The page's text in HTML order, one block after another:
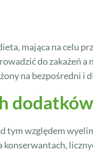
mająca na celu
do
na bezpośredni i
dodatków
tym względem